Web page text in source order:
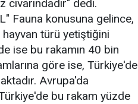
dedi.
Fauna konusuna gelince,
hayvan türü yetiştiğini
ise bu rakamın 40 bin
göre ise, Türkiye'de
Avrupa'da
bu rakam yüzde